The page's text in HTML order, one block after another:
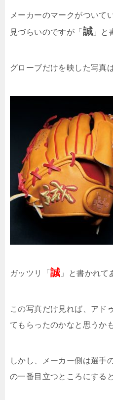
メーカーのマークがついて
見づらいのですが「 誠 」と
グローブだけを映した写真
ガッツリ「 誠 」と書かれて
この写真だけ見れば、アド
てもらったのかなと思うか
しかし、メーカー側は選手
の一番目立つところにする